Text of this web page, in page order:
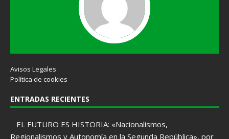
Avisos Legales
Política de cookies
ENTRADAS RECIENTES
EL FUTURO ES HISTORIA: «Nacionalismos,
Regionalismos y Autonomía en la Segunda República», por